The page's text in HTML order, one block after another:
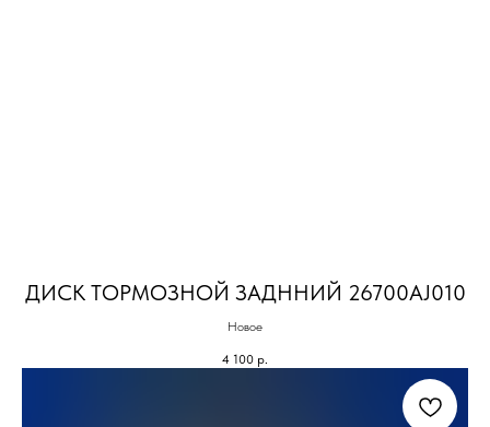
ДИСК ТОРМОЗНОЙ ЗАДННИЙ 26700AJ010
Новое
4 100 р.